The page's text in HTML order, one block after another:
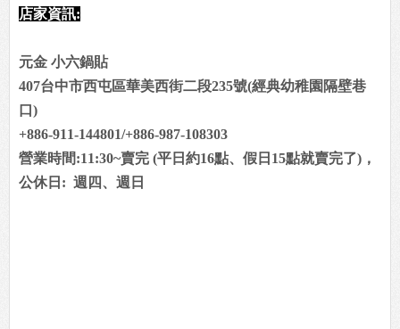
店家資訊:
元金 小六鍋貼
407台中市西屯區華美西街二段235號(經典幼稚園隔壁巷
口)
+886-911-144801/+886-987-108303
營業時間:11:30~賣完 (平日約16點、假日15點就賣完了)，
公休日 : 週四、週日